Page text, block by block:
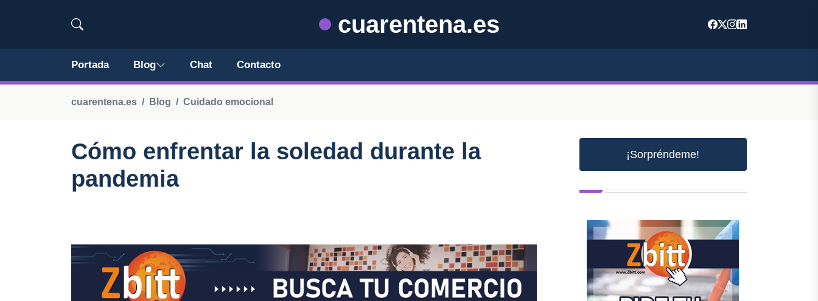
cuarentena.es
Portada Blog Chat Contacto
cuarentena.es Blog Cuidado emocional
Cómo enfrentar la soledad durante la
pandemia
¡Sorpréndeme!